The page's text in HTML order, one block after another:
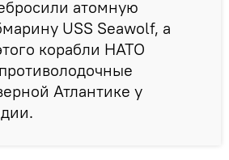
атомную
USS Seawolf, а
корабли НАТО
Атлантике у